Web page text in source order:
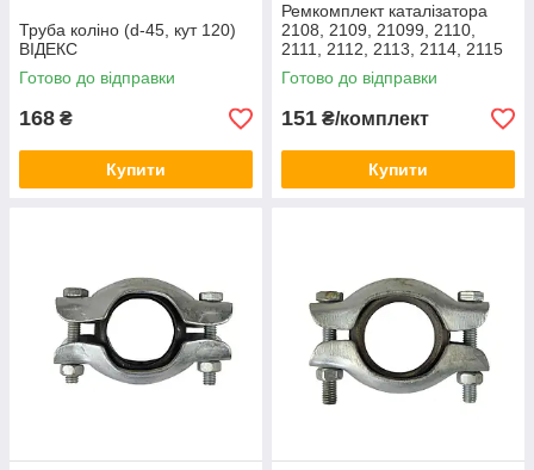
Труба коліно (d-45, кут 120)
ВІДЕКС
Готово до відправки
168 ₴
Купити
Ремкомплект каталізатора
2108, 2109, 21099, 2110,
2111, 2112, 2113, 2114, 2115
(1 кільце, 2 болти, 2 пружини)
RIDER
Готово до відправки
151 ₴/комплект
Купити